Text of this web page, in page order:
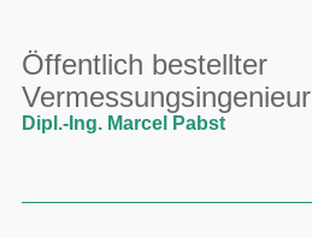
Öffentlich bestellter
Vermessungsingenieur
Dipl.-Ing. Marcel Pabst